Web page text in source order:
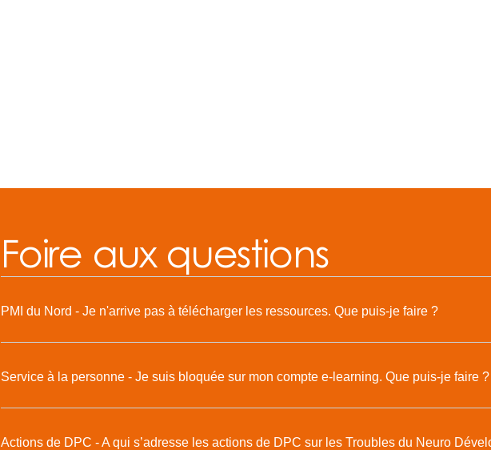
Foire aux questions
PMI du Nord - Je n'arrive pas à télécharger les ressources. Que puis-je faire ?
Service à la personne - Je suis bloquée sur mon compte e-learning. Que puis-je faire ?
Actions de DPC - A qui s’adresse les actions de DPC sur les Troubles du Neuro